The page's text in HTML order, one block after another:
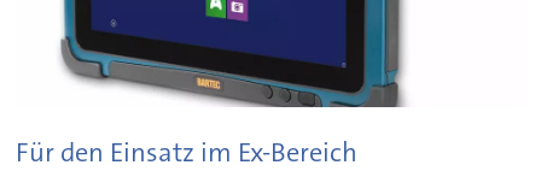
Für den Einsatz im Ex-Bereich